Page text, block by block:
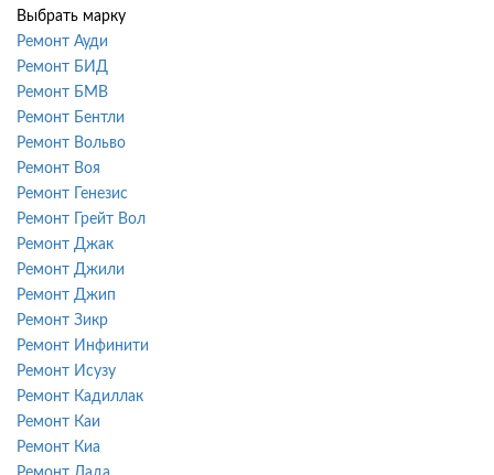
Выбрать марку
Ремонт Ауди
Ремонт БИД
Ремонт БМВ
Ремонт Бентли
Ремонт Вольво
Ремонт Воя
Ремонт Генезис
Ремонт Грейт Вол
Ремонт Джак
Ремонт Джили
Ремонт Джип
Ремонт Зикр
Ремонт Инфинити
Ремонт Исузу
Ремонт Кадиллак
Ремонт Каи
Ремонт Киа